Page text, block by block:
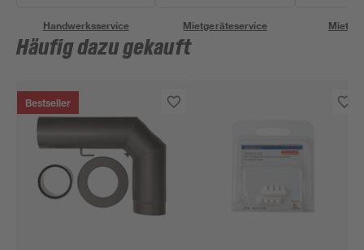
Handwerksservice Mietgeräteservice
Häufig dazu gekauft
Bestseller